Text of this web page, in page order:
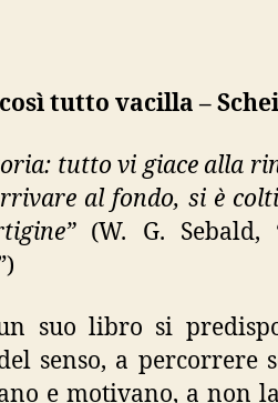
così tutto vacilla –
tutto vi giace alla
al fondo, si è
(W. G. Sebald,
suo libro si
senso, a percorrere
e motivano, a non